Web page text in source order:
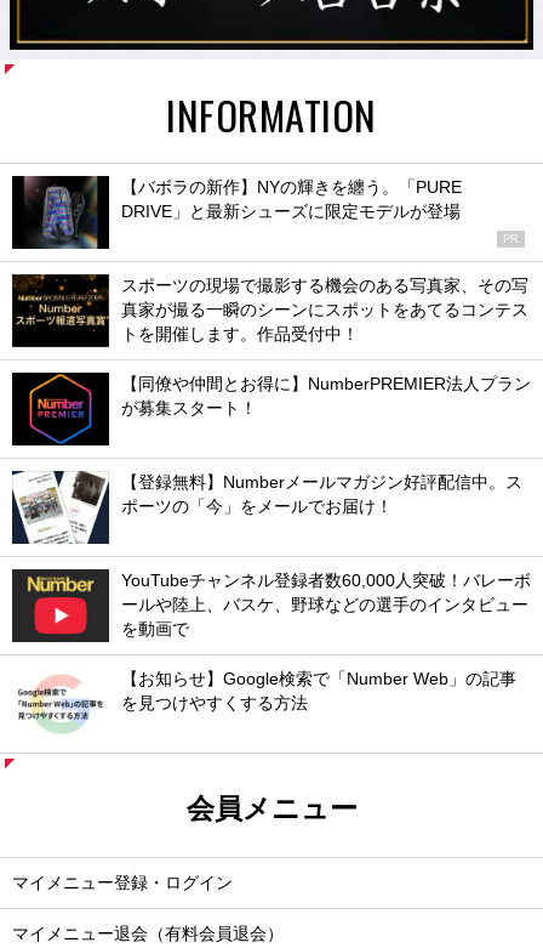
INFORMATION
【バボラの新作】NYの輝きを纏う。「PURE
DRIVE」と最新シューズに限定モデルが登場
PR
スポーツの現場で撮影する機会のある写真家、その写
真家が撮る一瞬のシーンにスポットをあてるコンテス
トを開催します。作品受付中！
【同僚や仲間とお得に】NumberPREMIER法人プラン
が募集スタート！
【登録無料】Numberメールマガジン好評配信中。ス
ポーツの「今」をメールでお届け！
YouTubeチャンネル登録者数60,000人突破！バレーボ
ールや陸上、バスケ、野球などの選手のインタビュー
を動画で
【お知らせ】Google検索で「Number Web」の記事
を見つけやすくする方法
会員メニュー
マイメニュー登録・ログイン
マイメニュー退会（有料会員退会）